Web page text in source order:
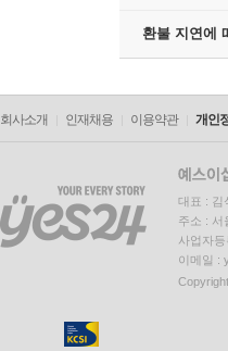
환불 지연에
회사소개 인재채용 이용약관 개인
대표 : 김
주소 : 서
사업자
이메일 :